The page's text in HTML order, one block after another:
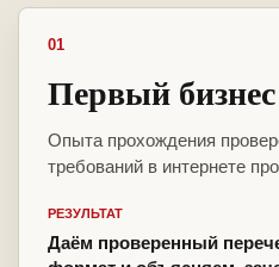
01
Первый бизнес
Опыта прохождения
требований в интернете
РЕЗУЛЬТАТ
Даём проверенный